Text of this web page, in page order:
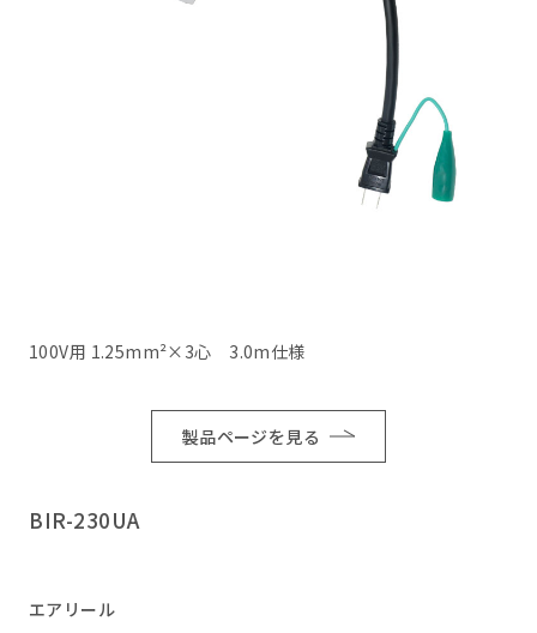
100V用 1.25mm²×3心 3.0m仕様
製品ページを見る
BIR-230UA
エアリール